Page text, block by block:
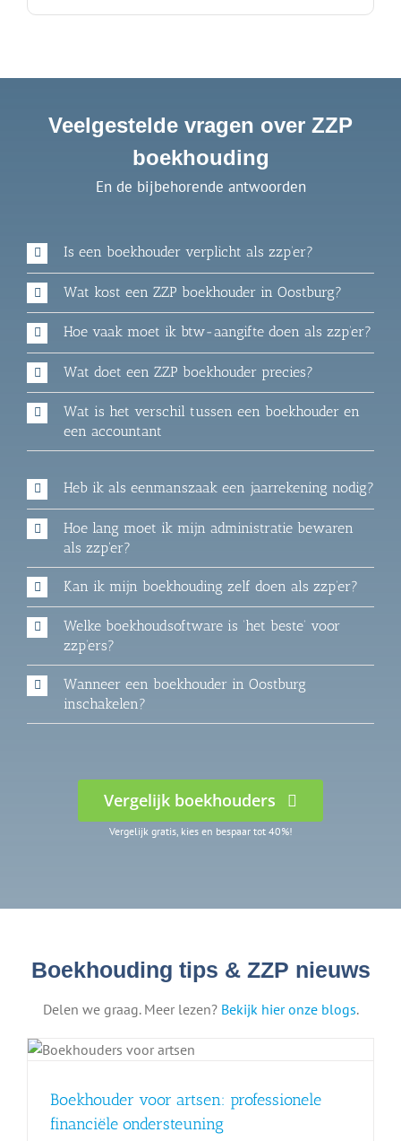
Veelgestelde vragen over ZZP
boekhouding
En de bijbehorende antwoorden
Is een boekhouder verplicht als zzp’er?
Wat kost een ZZP boekhouder in Oostburg?
Hoe vaak moet ik btw-aangifte doen als zzp’er?
Wat doet een ZZP boekhouder precies?
Wat is het verschil tussen een boekhouder en
een accountant
Heb ik als eenmanszaak een jaarrekening nodig?
Hoe lang moet ik mijn administratie bewaren
als zzp'er?
Kan ik mijn boekhouding zelf doen als zzp’er?
Welke boekhoudsoftware is ‘het beste’ voor
zzp’ers?
Wanneer een boekhouder in Oostburg
inschakelen?
Vergelijk boekhouders
Vergelijk gratis, kies en bespaar tot 40%!
Boekhouding tips & ZZP nieuws
Delen we graag. Meer lezen? Bekijk hier onze blogs.
Boekhouder voor artsen: professionele
financiële ondersteuning